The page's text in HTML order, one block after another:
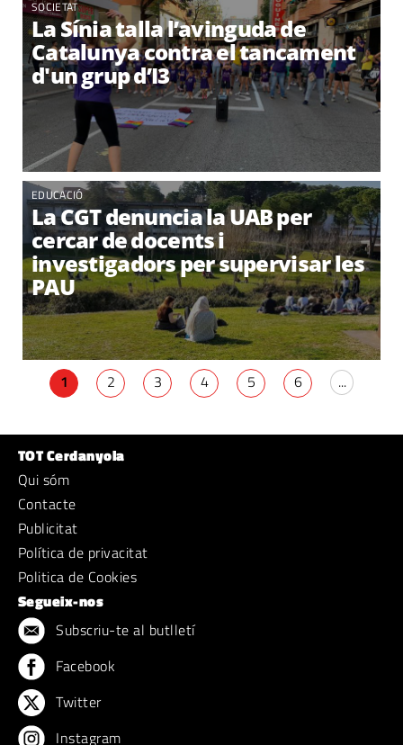
SOCIETAT
La Sínia talla l’avinguda de
Catalunya contra el tancament
d'un grup d’I3
EDUCACIÓ
La CGT denuncia la UAB per
cercar de docents i
investigadors per supervisar les
PAU
1 2 3 4 5 6 ...
TOT Cerdanyola
Qui sóm
Contacte
Publicitat
Política de privacitat
Politica de Cookies
Segueix-nos
Subscriu-te al butlletí
Facebook
Twitter
Instagram